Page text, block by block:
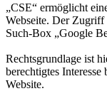
„CSE“ ermöglicht
Webseite. Der Zugriff
Such-Box „Google
Rechtsgrundlage ist
berechtigtes
Website.